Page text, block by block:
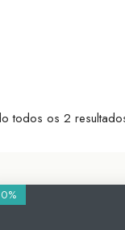
todos os 2